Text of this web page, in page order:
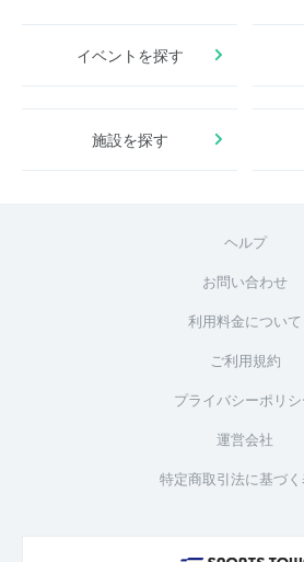
イベントを探す
施設を探す
ヘルプ
お問い合わせ
利用料金について
ご利用規約
プライバシーポリシ
運営会社
特定商取引法に基づ